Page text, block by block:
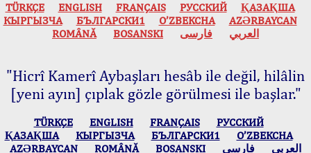
TÜRKÇE ENGLISH FRANÇAIS РУССКИЙ
ҚАЗАҚША
КЫPГЫЗЧA
БЪЛГАРСКИ1 O’ZBEKCHA
AZӘRBAYCAN
ROMÂNĂ
BOSANSKI العربي فارسی
"Hicrî Kamerî Aybaşları hesâb ile değil, hilâlin
[yeni ayın] çıplak gözle görülmesi ile başlar."
TÜRKÇE ENGLISH FRANÇAIS
РУССКИЙ
ҚАЗАҚША
КЫPГЫЗЧA БЪЛГАРСКИ1
O’ZBEKCHA
AZӘRBAYCAN
ROMÂNĂ BOSANSKI العربي فارسی